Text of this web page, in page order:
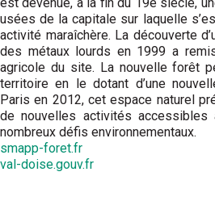
est devenue, à la fin du 19e siècle,
usées de la capitale sur laquelle
activité maraîchère. La découverte
des métaux lourds en 1999 a
agricole du site. La nouvelle forêt
territoire en le dotant d’une
Paris en 2012, cet espace naturel
de nouvelles activités
nombreux défis environnementaux.
smapp-foret.fr
val-doise.gouv.fr